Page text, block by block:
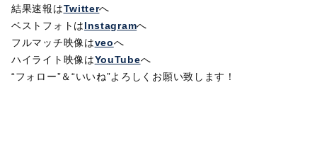
結果速報はTwitterへ
ベストフォトはInstagramへ
フルマッチ映像はveoへ
ハイライト映像はYouTubeへ
“フォロー”＆“いいね”よろしくお願い致します！